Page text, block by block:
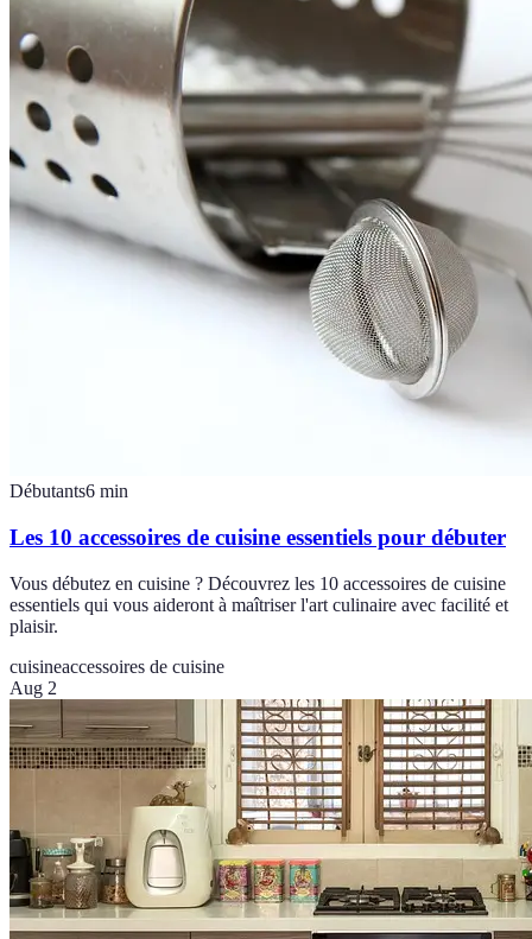
Débutants6 min
Les 10 accessoires de cuisine essentiels pour débuter
Vous débutez en cuisine ? Découvrez les 10 accessoires de cuisine
essentiels qui vous aideront à maîtriser l'art culinaire avec facilité et
plaisir.
cuisineaccessoires de cuisine
Aug 2